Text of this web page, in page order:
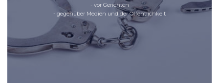
- vor Gerichten
- gegenüber Medien und der Öffentlichkeit